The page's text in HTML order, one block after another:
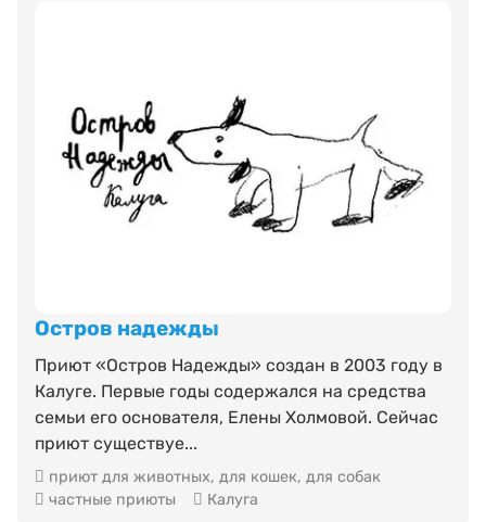
Остров надежды
Приют «Остров Надежды» создан в 2003 году в
Калуге. Первые годы содержался на средства
семьи его основателя, Елены Холмовой. Сейчас
приют существуе...
приют для животных, для кошек, для собак
частные приюты
Калуга